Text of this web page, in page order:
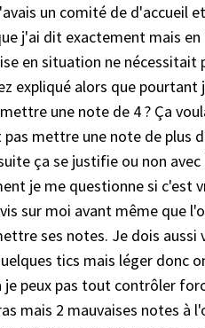
un comité de d'accueil
j'ai dit exactement mais
en situation ne
expliqué alors que
une note de 4 ? Ça
mettre une note de plus
ça se justifie ou non
je me questionne si
sur moi avant même que
ses notes. Je dois
tics mais léger donc
peux pas tout contrôler
mais 2 mauvaises notes